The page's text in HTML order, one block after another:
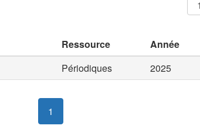
Ressource Année
Périodiques 2025
1